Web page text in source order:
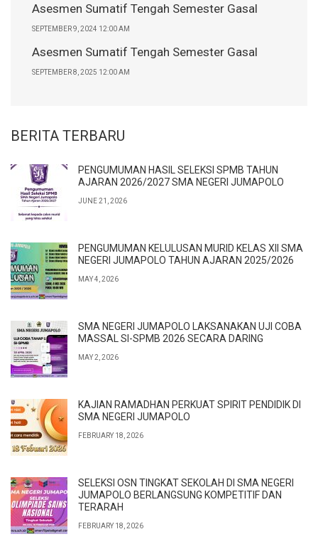
Asesmen Sumatif Tengah Semester Gasal
SEPTEMBER 9, 2024 12:00 AM
Asesmen Sumatif Tengah Semester Gasal
SEPTEMBER 8, 2025 12:00 AM
BERITA TERBARU
PENGUMUMAN HASIL SELEKSI SPMB TAHUN
AJARAN 2026/2027 SMA NEGERI JUMAPOLO
JUNE 21, 2026
PENGUMUMAN KELULUSAN MURID KELAS XII SMA
NEGERI JUMAPOLO TAHUN AJARAN 2025/2026
MAY 4, 2026
SMA NEGERI JUMAPOLO LAKSANAKAN UJI COBA
MASSAL SI-SPMB 2026 SECARA DARING
MAY 2, 2026
KAJIAN RAMADHAN PERKUAT SPIRIT PENDIDIK DI
SMA NEGERI JUMAPOLO
FEBRUARY 18, 2026
SELEKSI OSN TINGKAT SEKOLAH DI SMA NEGERI
JUMAPOLO BERLANGSUNG KOMPETITIF DAN
TERARAH
FEBRUARY 18, 2026